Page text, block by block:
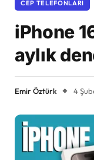
CEP TELEFONLARI
iPhone
aylık
Emir Öztürk 4